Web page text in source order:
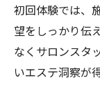
初回体験では、
望をしっかり伝
なくサロンスタ
いエステ洞察が